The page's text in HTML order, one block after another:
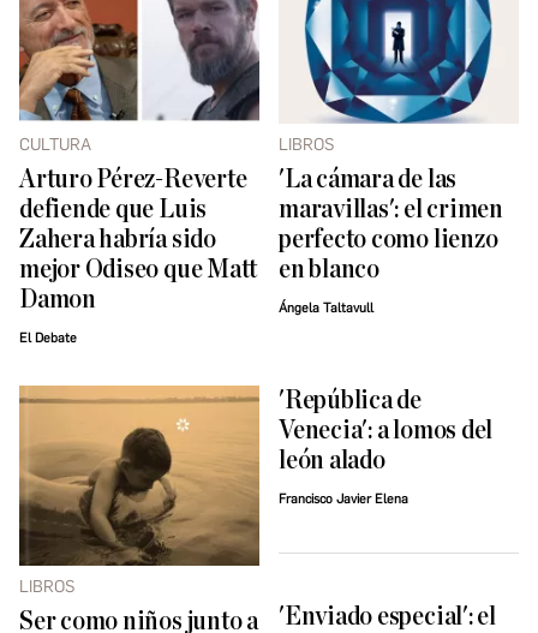
CULTURA
Arturo Pérez-Reverte
defiende que Luis
Zahera habría sido
mejor Odiseo que Matt
Damon
El Debate
LIBROS
'La cámara de las
maravillas': el crimen
perfecto como lienzo
en blanco
Ángela Taltavull
LIBROS
Ser como niños junto a
'República de
Venecia': a lomos del
león alado
Francisco Javier Elena
'Enviado especial': el